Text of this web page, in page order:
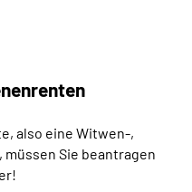
also eine Witwen-,
Sie beantragen